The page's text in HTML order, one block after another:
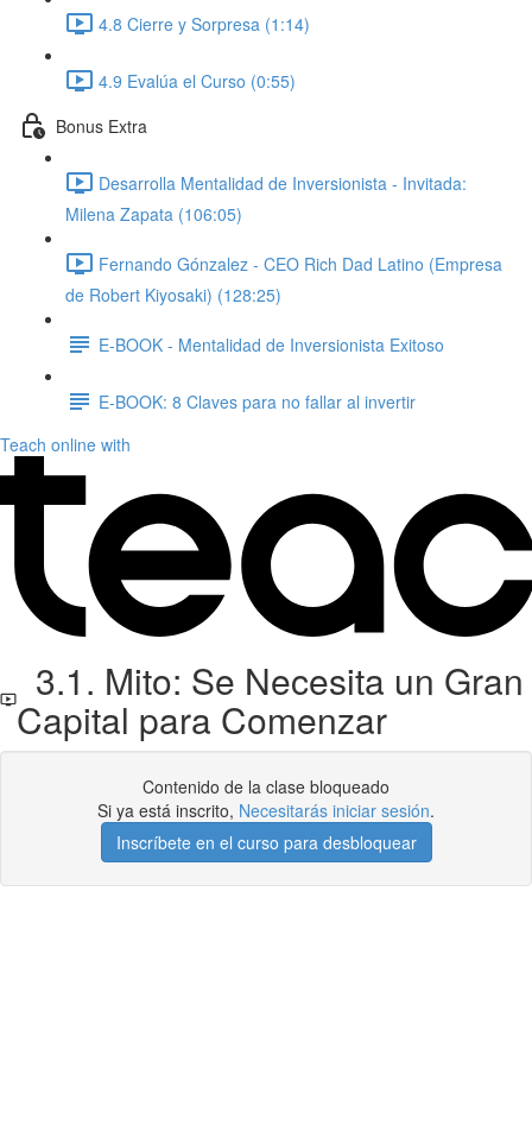
4.8 Cierre y Sorpresa (1:14)
4.9 Evalúa el Curso (0:55)
Bonus Extra
Desarrolla Mentalidad de Inversionista - Invitada:
Milena Zapata (106:05)
Fernando Gónzalez - CEO Rich Dad Latino (Empresa
de Robert Kiyosaki) (128:25)
E-BOOK - Mentalidad de Inversionista Exitoso
E-BOOK: 8 Claves para no fallar al invertir
Teach online with
3.1. Mito: Se Necesita un Gran
Capital para Comenzar
Contenido de la clase bloqueado
Si ya está inscrito, Necesitarás iniciar sesión.
Inscríbete en el curso para desbloquear